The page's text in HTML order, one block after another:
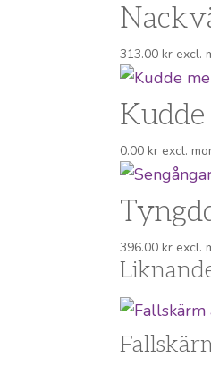
313.00kr excl.
0.00kr excl.
396.00kr excl.